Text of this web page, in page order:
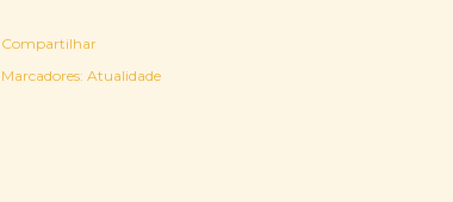
Compartilhar
Marcadores: Atualidade